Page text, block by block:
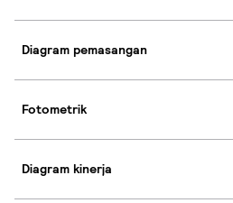
Diagram pemasangan
Fotometrik
Diagram kinerja